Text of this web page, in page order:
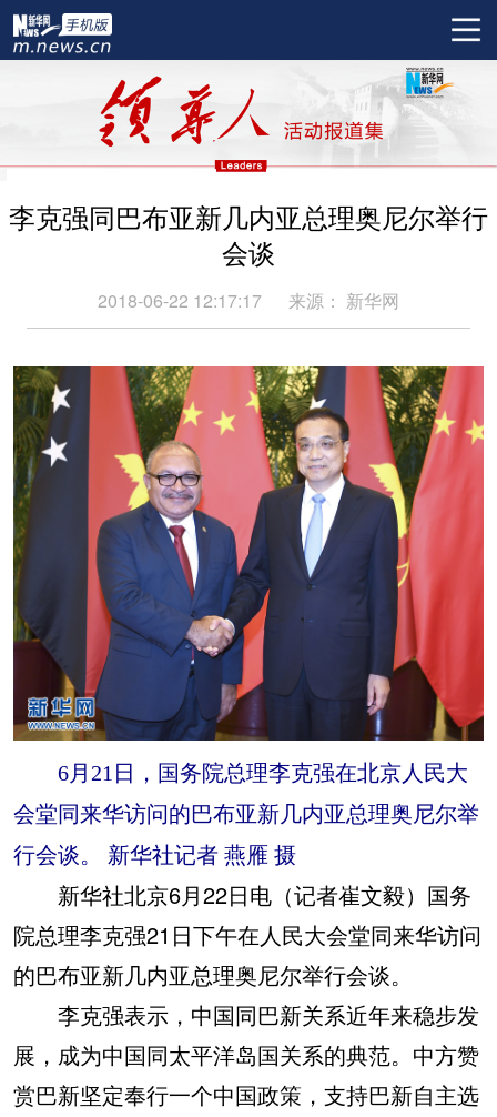
李克强同巴布亚新几内亚总理奥尼尔举行
会谈
2018-06-22 12:17:17 来源： 新华网
6月21日，国务院总理李克强在北京人民大
会堂同来华访问的巴布亚新几内亚总理奥尼尔举
行会谈。 新华社记者 燕雁 摄
新华社北京6月22日电（记者崔文毅）国务
院总理李克强21日下午在人民大会堂同来华访问
的巴布亚新几内亚总理奥尼尔举行会谈。
李克强表示，中国同巴新关系近年来稳步发
展，成为中国同太平洋岛国关系的典范。中方赞
赏巴新坚定奉行一个中国政策，支持巴新自主选